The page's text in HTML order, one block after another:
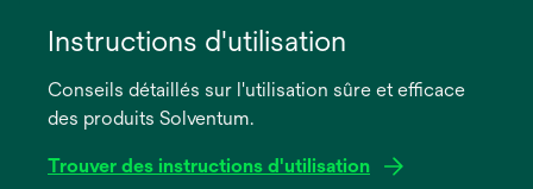
Instructions d'utilisation
Conseils détaillés sur l'utilisation sûre et efficace
des produits Solventum.
Trouver des instructions d'utilisation